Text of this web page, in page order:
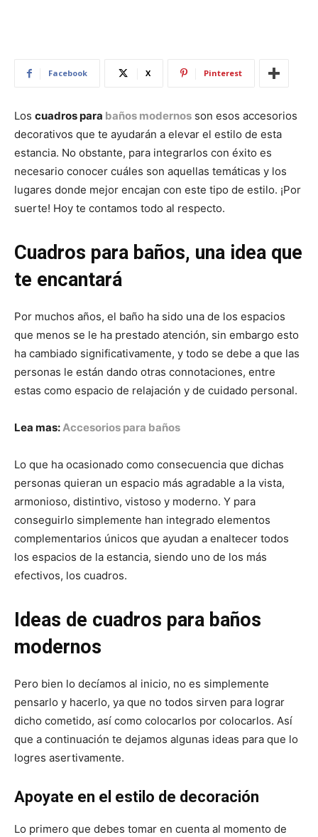
Facebook X Pinterest
Los cuadros para baños modernos son esos accesorios
decorativos que te ayudarán a elevar el estilo de esta
estancia. No obstante, para integrarlos con éxito es
necesario conocer cuáles son aquellas temáticas y los
lugares donde mejor encajan con este tipo de estilo. ¡Por
suerte! Hoy te contamos todo al respecto.
Cuadros para baños, una idea que
te encantará
Por muchos años, el baño ha sido una de los espacios
que menos se le ha prestado atención, sin embargo esto
ha cambiado significativamente, y todo se debe a que las
personas le están dando otras connotaciones, entre
estas como espacio de relajación y de cuidado personal.
Lea mas:Accesorios para baños
Lo que ha ocasionado como consecuencia que dichas
personas quieran un espacio más agradable a la vista,
armonioso, distintivo, vistoso y moderno. Y para
conseguirlo simplemente han integrado elementos
complementarios únicos que ayudan a enaltecer todos
los espacios de la estancia, siendo uno de los más
efectivos, los cuadros.
Ideas de cuadros para baños
modernos
Pero bien lo decíamos al inicio, no es simplemente
pensarlo y hacerlo, ya que no todos sirven para lograr
dicho cometido, así como colocarlos por colocarlos. Así
que a continuación te dejamos algunas ideas para que lo
logres asertivamente.
Apoyate en el estilo de decoración
Lo primero que debes tomar en cuenta al momento de